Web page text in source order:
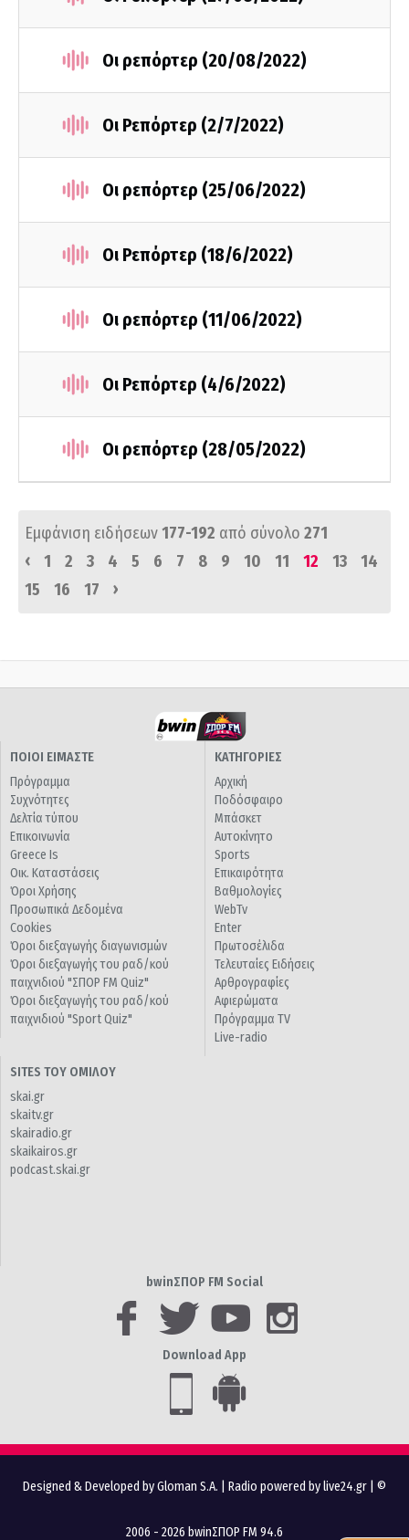
Οι ρεπόρτερ (20/08/2022)
Οι Ρεπόρτερ (2/7/2022)
Οι ρεπόρτερ (25/06/2022)
Οι Ρεπόρτερ (18/6/2022)
Οι ρεπόρτερ (11/06/2022)
Οι Ρεπόρτερ (4/6/2022)
Οι ρεπόρτερ (28/05/2022)
Εμφάνιση ειδήσεων177-192 από σύνολο 271
‹
1 2 3 4 5 6 7 8 9 10 11 12 13
14
15
16 17 ›
ΠΟΙΟΙ ΕΙΜΑΣΤΕ
Πρόγραμμα
Συχνότητες
Δελτία τύπου
Επικοινωνία
Greece Is
Οικ. Καταστάσεις
Όροι Χρήσης
Προσωπικά Δεδομένα
Cookies
Όροι διεξαγωγής διαγωνισμών
Όροι διεξαγωγής του ραδ/κού
παιχνιδιού "ΣΠΟΡ FM Quiz"
Όροι διεξαγωγής του ραδ/κού
παιχνιδιού "Sport Quiz"
ΚΑΤΗΓΟΡΙΕΣ
Αρχική
Ποδόσφαιρο
Μπάσκετ
Αυτοκίνητο
Sports
Επικαιρότητα
Βαθμολογίες
WebTv
Enter
Πρωτοσέλιδα
Τελευταίες Ειδήσεις
Αρθρογραφίες
Αφιερώματα
Πρόγραμμα TV
Live-radio
SITES ΤΟΥ ΟΜΙΛΟΥ
skai.gr
skaitv.gr
skairadio.gr
skaikairos.gr
podcast.skai.gr
bwinΣΠΟΡ FM Social
Download App
Designed & Developed by Gloman S.A. Radio powered by live24.gr | ©
2006 - 2026 bwinΣΠΟΡ FM 94.6